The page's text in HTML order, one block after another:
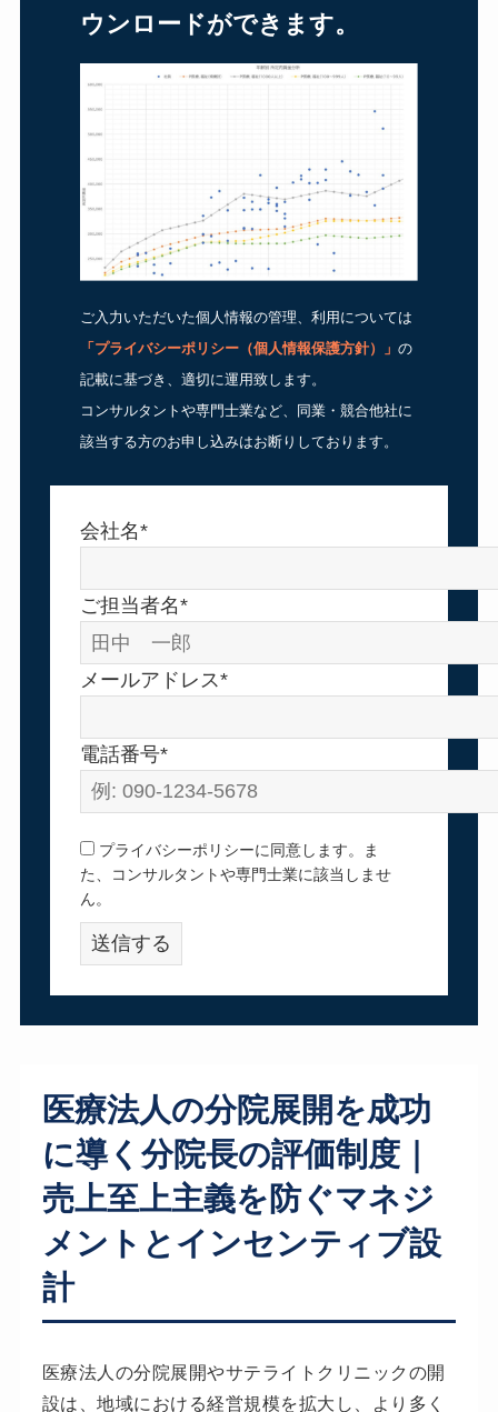
ウンロードができます。
ご入力いただいた個人情報の管理、利用については
「 プライバシーポリシー（個人情報保護方針） 」 の
記載に基づき、適切に運用致します。
コンサルタントや専門士業など、同業・競合他社に
該当する方のお申し込みはお断りしております。
会社名*
ご担当者名*
メールアドレス*
電話番号*
プライバシーポリシーに同意します。ま
た、コンサルタントや専門士業に該当しませ
ん。
医療法人の分院展開を成功
に導く分院長の評価制度｜
売上至上主義を防ぐマネジ
メントとインセンティブ設
計
医療法人の分院展開やサテライトクリニックの開
設は、地域における経営規模を拡大し、より多く